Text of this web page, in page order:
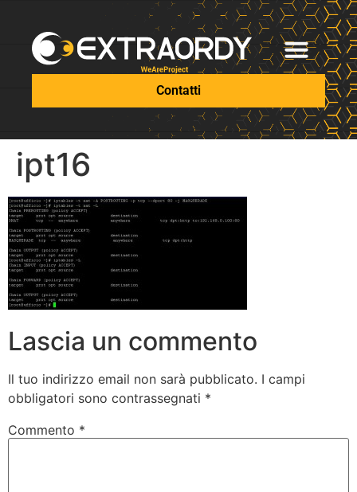
Contatti
ipt16
Lascia un commento
Il tuo indirizzo email non sarà pubblicato. I campi
obbligatori sono contrassegnati *
Commento *